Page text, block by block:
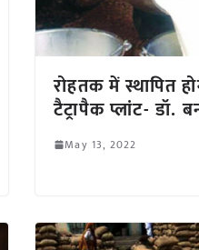
रोहतक में स्थापित
टैट्रापैक प्लांट- डॉ.
May 13, 2022